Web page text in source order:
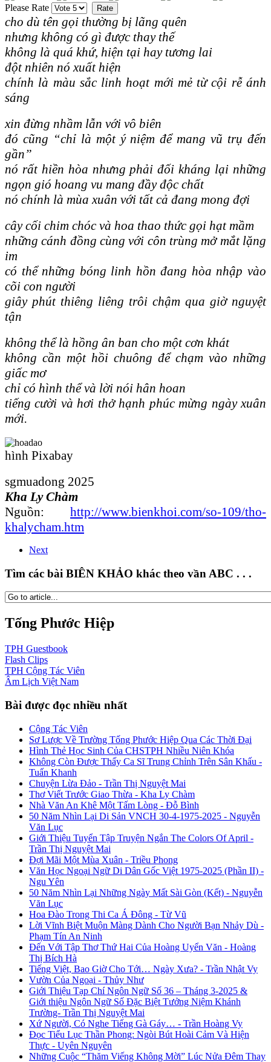
Please Rate
cho dù tên gọi thường bị lãng quên
nhưng không có gì được thay thế
không là quá khứ, hiện tại hay tương lai
đột nhiên nó xuất hiện
chính là màu sắc linh hoạt mới mẻ từ cội rễ ánh
sáng
xin đừng nhầm lẫn với vô biên
đó cũng “chỉ là một ý niệm để mang vũ trụ đến
gần”
nó rất hiền hòa nhưng phải đối kháng lại những
ngọn gió hoang vu mang đầy độc chất
nó chính là mùa xuân với tất cả đang mong đợi
cây cối chim chóc và hoa thao thức gọi hạt mầm
những cánh đồng cùng với côn trùng mở mắt lặng
im
có thể những bóng linh hồn đang hòa nhập vào
cõi con người
giây phút thiêng liêng trôi chậm qua giờ nguyệt
tận
không thể là hồng ân ban cho một cơn khát
không cần một hồi chuông để chạm vào những
giấc mơ
chỉ có hình thể và lời nói hân hoan
tiếng cười và hơi thở hạnh phúc mừng ngày xuân
mới.
hình Pixabay
sgmuadong 2025
Kha Ly Chàm
Nguồn: http://www.bienkhoi.com/so-109/tho-
khalycham.htm
Next
Tìm các bài BIÊN KHẢO khác theo vần ABC . . .
Tống Phước Hiệp
TPH Guestbook
Flash Clips
TPH Cộng Tác Viên
Âm Lịch Việt Nam
Bài được đọc nhiều nhất
Cộng Tác Viên
Sơ Lược Về Trường Tống Phước Hiệp Qua Các Thời Đại
Hình Thẻ Học Sinh Của CHSTPH Nhiều Niên Khóa
Không Còn Được Thấy Ca Sĩ Trung Chỉnh Trên Sân Khấu -
Tuấn Khanh
Chuyện Lừa Đảo - Trần Thị Nguyệt Mai
Thơ Viết Trước Giao Thừa - Kha Ly Chàm
Nhà Văn An Khê Một Tấm Lòng - Đỗ Bình
50 Năm Nhìn Lại Di Sản VNCH 30-4-1975-2025 - Nguyễn
Văn Lục
Giới Thiệu Tuyển Tập Truyện Ngắn The Colors Of April -
Trần Thị Nguyệt Mai
Đợi Mãi Một Mùa Xuân - Triều Phong
Văn Học Ngoại Ngữ Di Dân Gốc Việt 1975-2025 (Phần II) -
Ngu Yên
50 Năm Nhìn Lại Những Ngày Mất Sài Gòn (Kết) - Nguyễn
Văn Lục
Hoa Đào Trong Thi Ca Á Đông - Từ Vũ
Lời Vĩnh Biệt Muộn Màng Dành Cho Người Bạn Nhảy Dù -
Phạm Tín An Ninh
Đến Với Tập Thơ Thứ Hai Của Hoàng Uyển Văn - Hoàng
Thị Bích Hà
Tiếng Việt, Bao Giờ Cho Tới… Ngày Xưa? - Trần Nhật Vy
Vườn Của Ngoại - Thủy Như
Giới Thiệu Tạp Chí Ngôn Ngữ Số 36 – Tháng 3-2025 &
Giới thiệu Ngôn Ngữ Số Đặc Biệt Tưởng Niệm Khánh
Trường- Trần Thị Nguyệt Mai
Xứ Người, Có Nghe Tiếng Gà Gáy… - Trần Hoàng Vy
Đọc Tiểu Lục Thần Phong: Ngòi Bút Hoài Cảm Và Hiện
Thực - Uyên Nguyên
Những Cuộc “Thăm Viếng Không Mời” Lúc Nửa Đêm Thay